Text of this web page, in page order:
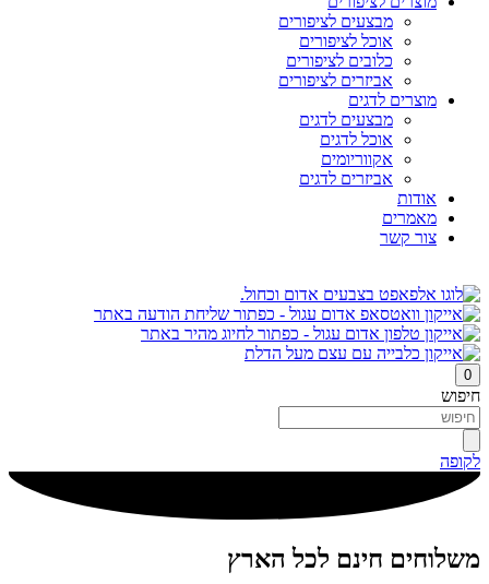
מבצעים לציפורים
אוכל לציפורים
כלובים לציפורים
אביזרים לציפורים
מוצרים לדגים
מבצעים לדגים
אוכל לדגים
אקווריומים
אביזרים לדגים
אודות
מאמרים
צור קשר
0
חיפוש
לקופה
משלוחים חינם לכל הארץ